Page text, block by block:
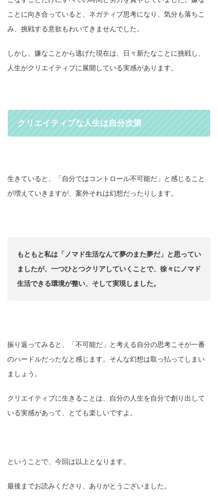
ことに向き合っていると、ネガティブ思考になり、気分も落ちこ
み、挑戦する意欲もわいてきませんでした。
しかし、嫌なことから逃げた現在は、日々新たなことに挑戦し、
人生がクリエイティブに展開している実感があります。
クリエイティブな人生は自分次第
生きていると、「自分ではコントロール不可能だ」と感じること
が増えていきますが、案外それは幻想だったりします。
もともと私は「ノマド生活なんて夢のまた夢だ」と思ってい
ましたが、一つひとつクリアしていくことで、徐々にノマド
生活できる環境が整い、そして実現しました。
振り返ってみると、「不可能だ」と考える自分の思考こそが一番
のハードルだったなと感じます。そんな幻想は取っ払ってしまい
ましょう。
クリエイティブに生きることは、自分の人生を自分で創り出して
いる実感があって、とても楽しいですよ。
ということで、今回は以上となります。
最後までお読みくださり、ありがとうございました。